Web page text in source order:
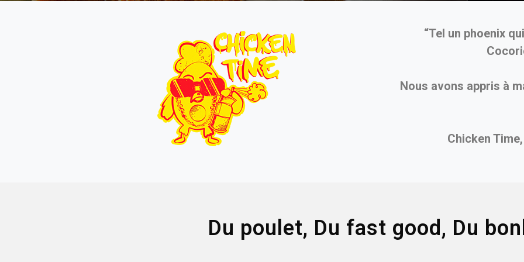
“Tel un phoenix
Nous avons appris à
Chicken
Du poulet, Du fast good, Du